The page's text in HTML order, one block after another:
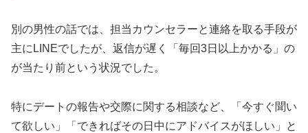
別の男性の話では、担当カウンセラーと連絡を取る手段が
主にLINEでしたが、返信が遅く「毎回3日以上かかる」の
が当たり前という状況でした。
特にデートの報告や交際に関する相談など、「今すぐ聞い
て欲しい」「できればその日中にアドバイスがほしい」と